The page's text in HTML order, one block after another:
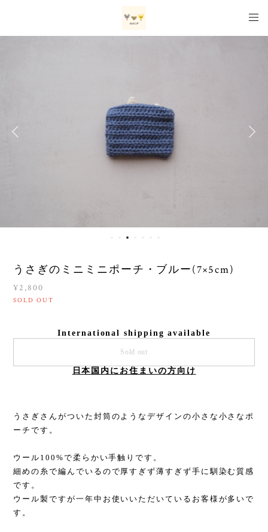
うさぎのミニミニポーチ・ブルー(7×5cm)
¥2,800
SOLD OUT
International shipping available
Sold out
日本国内にお住まいの方向け
うさぎさんがついた封筒のようなデザインの小さな小さなポ
ーチです。
ウール100%で柔らかい手触りです。
細めの糸で編んでいるので厚すぎず薄すぎず手に馴染む質感
です。
ウール製ですが一年中お使いいただいているお客様が多いで
す。